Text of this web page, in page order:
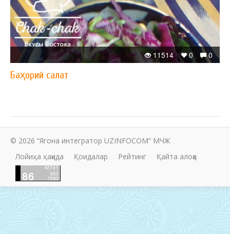
0
0
11514
Баҳорий салат
© 2026 “Ягона интегратор UZINFOCOM” МЧЖ
Лойиҳа ҳақида
Қоидалар Рейтинг Қайта алоқа